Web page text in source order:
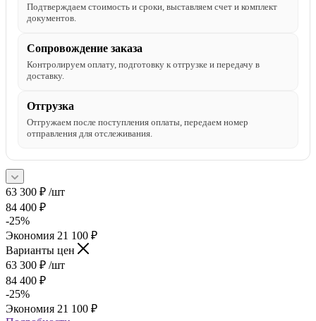
Подтверждаем стоимость и сроки, выставляем счет и комплект
документов.
Сопровождение заказа
Контролируем оплату, подготовку к отгрузке и передачу в
доставку.
Отгрузка
Отгружаем после поступления оплаты, передаем номер
отправления для отслеживания.
63 300 ₽ /шт
84 400 ₽
-25%
Экономия 21 100 ₽
Варианты цен
63 300 ₽ /шт
84 400 ₽
-25%
Экономия 21 100 ₽